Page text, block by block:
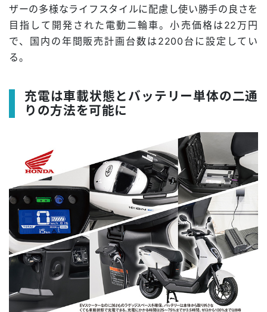
ザーの多様なライフスタイルに配慮し使い勝手の良さを
目指して開発された電動二輪車。小売価格は22万円
で、国内の年間販売計画台数は2200台に設定してい
る。
充電は車載状態とバッテリー単体の二通
りの方法を可能に